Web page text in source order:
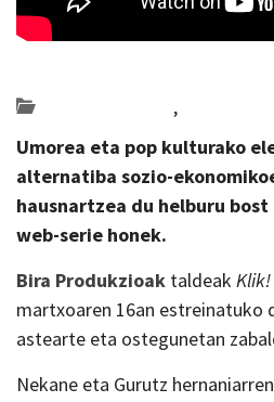
,
Umorea eta pop kulturako
alternatiba sozio-
hausnartzea du helburu
web-serie honek.
Bira Produkzioak taldeak Klik!
martxoaren 16an estreinatuko
astearte eta ostegunetan
Nekane eta Gurutz